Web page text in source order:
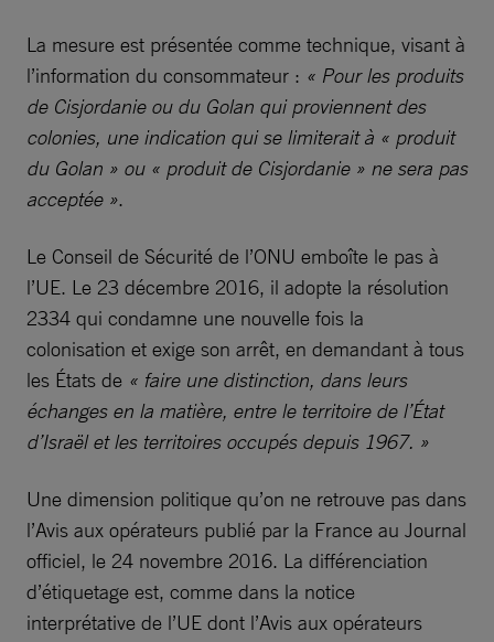
La mesure est présentée comme technique, visant à
l’information du consommateur : « Pour les produits
de Cisjordanie ou du Golan qui proviennent des
colonies, une indication qui se limiterait à « produit
du Golan » ou « produit de Cisjordanie » ne sera pas
acceptée ».
Le Conseil de Sécurité de l’ONU emboîte le pas à
l’UE. Le 23 décembre 2016, il adopte la résolution
2334 qui condamne une nouvelle fois la
colonisation et exige son arrêt, en demandant à tous
les États de « faire une distinction, dans leurs
échanges en la matière, entre le territoire de l’État
d’Israël et les territoires occupés depuis 1967. »
Une dimension politique qu’on ne retrouve pas dans
l’Avis aux opérateurs publié par la France au Journal
officiel, le 24 novembre 2016. La différenciation
d’étiquetage est, comme dans la notice
interprétative de l’UE dont l’Avis aux opérateurs